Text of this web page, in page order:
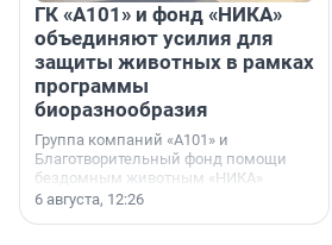
ГК «А101» и фонд «НИКА»
объединяют усилия для
защиты животных в рамках
программы
биоразнообразия
Группа компаний «А101» и
Благотворительный фонд помощи
бездомным животным «НИКА»
заключили соглашение о
6 августа, 12:26